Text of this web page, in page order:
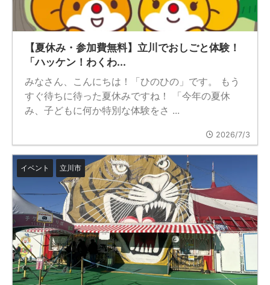
【夏休み・参加費無料】立川でおしごと体験！
「ハッケン！わくわ...
みなさん、こんにちは！「ひのひの」です。 もう
すぐ待ちに待った夏休みですね！ 「今年の夏休
み、子どもに何か特別な体験をさ ...
2026/7/3
イベント 立川市